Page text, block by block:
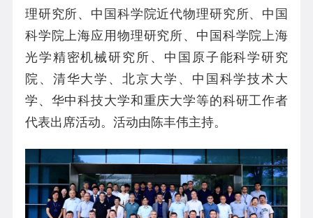
理研究所、中国科学院近代物理研究所、中国
科学院上海应用物理研究所、中国科学院上海
光学精密机械研究所、中国原子能科学研究
院、清华大学、北京大学、中国科学技术大
学、华中科技大学和重庆大学等的科研工作者
代表出席活动。活动由陈丰伟主持。